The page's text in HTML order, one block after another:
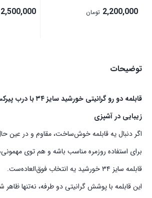
2,200,000 تومان 2,500,000
توضیحات
قابلمه دو رو گرانیتی
زیبایی در آشپزی
اگر دنبال یه قابلمه خوش‌ساخت، مقاوم و در عین
برای استفاده روزمره مناسب باشه و هم توی
قابلمه سایز ۳۴ خورشید یه انتخاب فوق‌العاده‌ست.
این قابلمه با پوشش گرانیتی دو طرفه، نه‌تنها ظاهر